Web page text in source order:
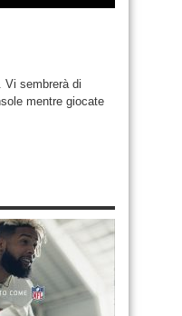
Vi sembrerà di
mentre giocate